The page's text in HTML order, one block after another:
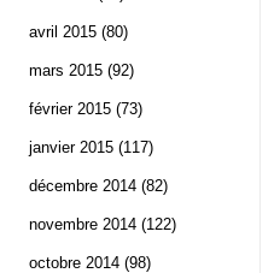
avril 2015 (80)
mars 2015 (92)
février 2015 (73)
janvier 2015 (117)
décembre 2014 (82)
novembre 2014 (122)
octobre 2014 (98)